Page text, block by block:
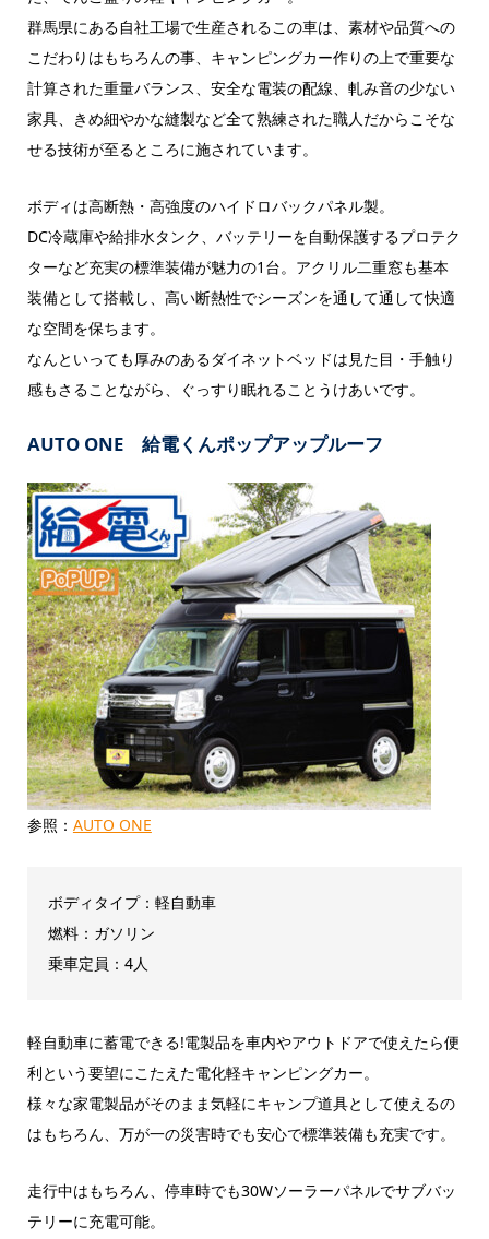
群馬県にある自社工場で生産されるこの車は、素材や品質への
こだわりはもちろんの事、キャンピングカー作りの上で重要な
計算された重量バランス、安全な電装の配線、軋み音の少ない
家具、きめ細やかな縫製など全て熟練された職人だからこそな
せる技術が至るところに施されています。
ボディは高断熱・高強度のハイドロバックパネル製。
DC冷蔵庫や給排水タンク、バッテリーを自動保護するプロテク
ターなど充実の標準装備が魅力の1台。アクリル二重窓も基本
装備として搭載し、高い断熱性でシーズンを通して通して快適
な空間を保ちます。
なんといっても厚みのあるダイネットベッドは見た目・手触り
感もさることながら、ぐっすり眠れることうけあいです。
AUTO ONE 給電くんポップアップルーフ
参照： AUTO ONE
ボディタイプ：軽自動車
燃料：ガソリン
乗車定員：4人
軽自動車に蓄電できる!電製品を車内やアウトドアで使えたら便
利という要望にこたえた電化軽キャンピングカー。
様々な家電製品がそのまま気軽にキャンプ道具として使えるの
はもちろん、万が一の災害時でも安心で標準装備も充実です。
走行中はもちろん、停車時でも30Wソーラーパネルでサブバッ
テリーに充電可能。